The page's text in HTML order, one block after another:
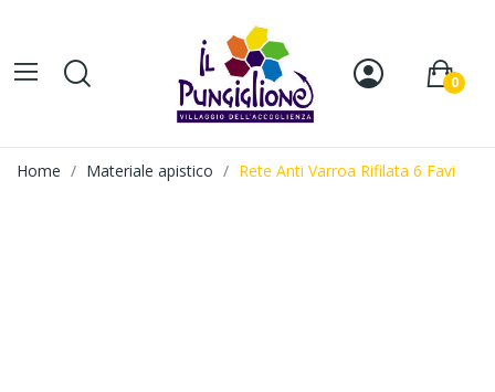
0
Home Materiale apistico Rete Anti Varroa Rifilata 6 Favi